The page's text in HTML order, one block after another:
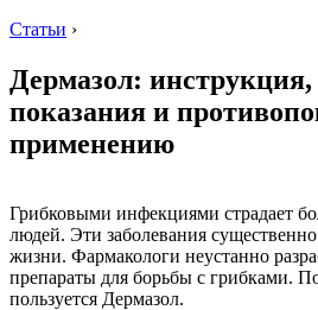
Статьи ›
Дермазол: инструкция,
показания и
применению
Грибковыми инфекциями страдает
людей. Эти заболевания
жизни. Фармакологи неустанно
препараты для борьбы с грибками.
пользуется Дермазол.